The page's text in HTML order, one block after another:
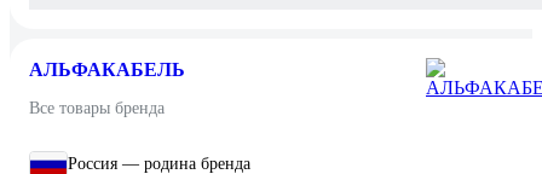
АЛЬФАКАБЕЛЬ
Все товары бренда
Россия — родина бренда